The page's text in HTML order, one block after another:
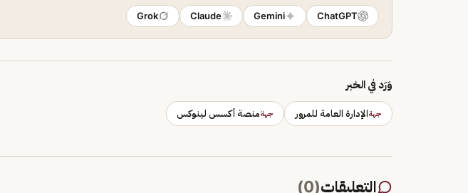
ChatGPT
Gemini
Claude
Grok
وَرَد في الخبر
جهةالإدارة العامة للمرور جهةمنصة أكسس لينوكس
التعليقات(
0
)